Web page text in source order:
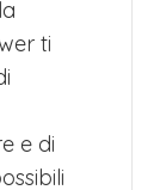
ti
e di